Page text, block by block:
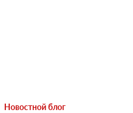
Новостной блог